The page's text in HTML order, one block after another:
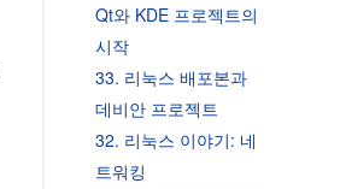
Qt와 KDE 프로젝트의
시작
33. 리눅스 배포본과
데비안 프로젝트
32. 리눅스 이야기: 네
트워킹